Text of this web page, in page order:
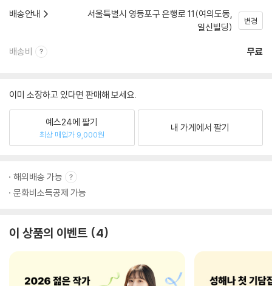
배송안내
서울특별시 영등포구 은행로 11(여의도동,
일신빌딩)
변경
배송비 무료
이미 소장하고 있다면 판매해 보세요.
예스24에 팔기
최상 매입가 9,000원
내 가게에서 팔기
해외배송 가능
문화비소득공제 가능
이 상품의 이벤트 4